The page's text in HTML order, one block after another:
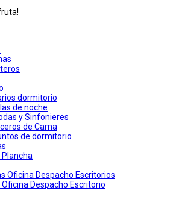
dormitorio
de noche
y Sinfonieres
de Cama
de dormitorio
Plancha
Oficina Despacho Escritorios
Oficina Despacho Escritorio